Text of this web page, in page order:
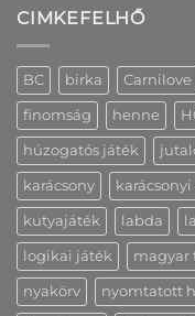
es
változatban
Creative
hűségprogramjának
szállítás
CIMKEFELHŐ
BC birka Carnilove
finomság henne
húzogatós játék
karácsony karácsonyi
kutyajáték labda
logikai játék magyar
nyakörv nyomtatott